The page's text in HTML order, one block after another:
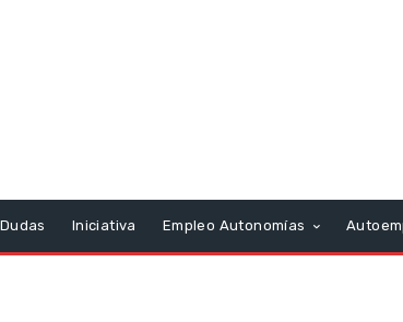
Dudas Iniciativa Empleo Autonomías